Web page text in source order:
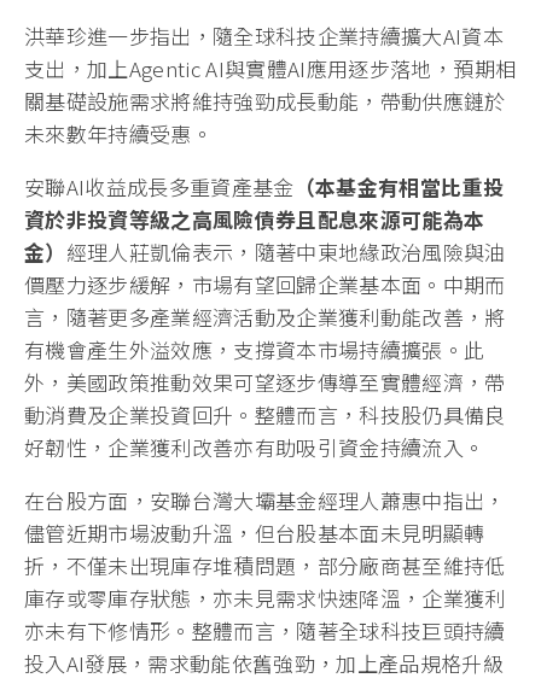
洪華珍進一步指出，隨全球科技企業持續擴大AI資本
支出，加上Agentic AI與實體AI應用逐步落地，預期相
關基礎設施需求將維持強勁成長動能，帶動供應鏈於
未來數年持續受惠。
安聯AI收益成長多重資產基金 （本基金有相當比重投
資於非投資等級之高風險債券且配息來源可能為本
金） 經理人莊凱倫表示，隨著中東地緣政治風險與油
價壓力逐步緩解，市場有望回歸企業基本面。中期而
言，隨著更多產業經濟活動及企業獲利動能改善，將
有機會產生外溢效應，支撐資本市場持續擴張。此
外，美國政策推動效果可望逐步傳導至實體經濟，帶
動消費及企業投資回升。整體而言，科技股仍具備良
好韌性，企業獲利改善亦有助吸引資金持續流入。
在台股方面，安聯台灣大壩基金經理人蕭惠中指出，
儘管近期市場波動升溫，但台股基本面未見明顯轉
折，不僅未出現庫存堆積問題，部分廠商甚至維持低
庫存或零庫存狀態，亦未見需求快速降溫，企業獲利
亦未有下修情形。整體而言，隨著全球科技巨頭持續
投入AI發展，需求動能依舊強勁，加上產品規格升級